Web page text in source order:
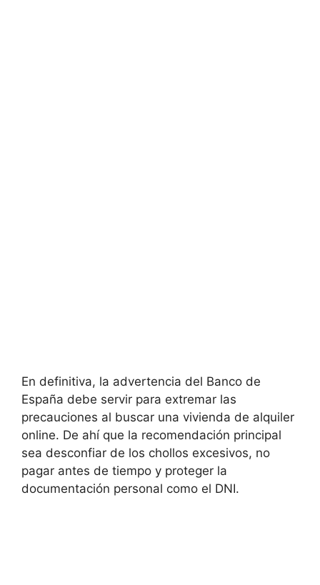
En definitiva, la advertencia del Banco de
España debe servir para extremar las
precauciones al buscar una vivienda de alquiler
online. De ahí que la recomendación principal
sea desconfiar de los chollos excesivos, no
pagar antes de tiempo y proteger la
documentación personal como el DNI.